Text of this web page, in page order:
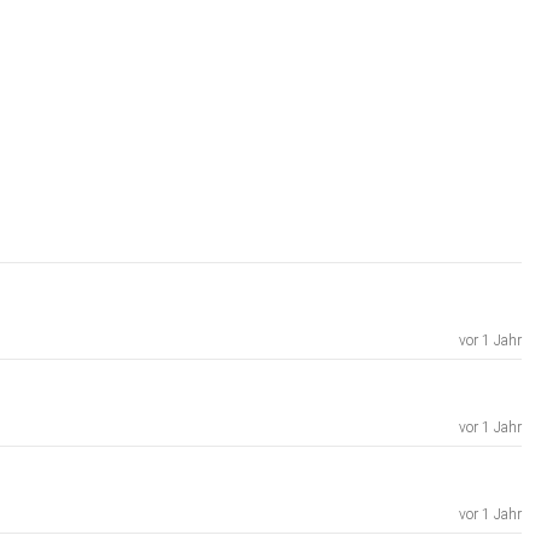
vor 1 Jahr
vor 1 Jahr
vor 1 Jahr